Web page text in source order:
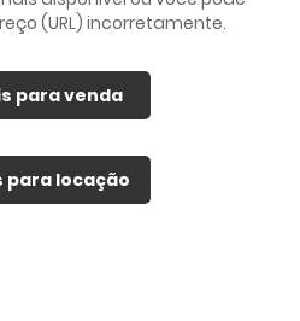
(URL) incorretamente.
para venda
para locação